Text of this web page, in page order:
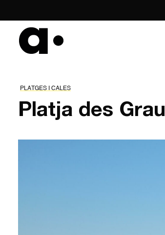
content
PLATGES I CALES
Platja des Grau